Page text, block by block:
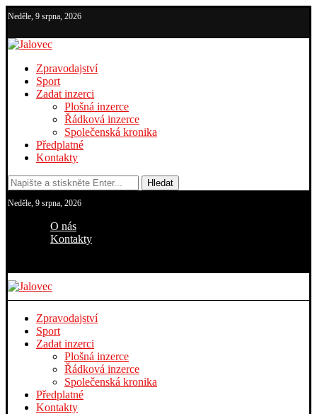
Neděle, 9 srpna, 2026
Zpravodajství
Sport
Zadat inzerci
Plošná inzerce
Řádková inzerce
Společenská kronika
Předplatné
Kontakty
Hledat
Neděle, 9 srpna, 2026
O nás
Kontakty
Zpravodajství
Sport
Zadat inzerci
Plošná inzerce
Řádková inzerce
Společenská kronika
Předplatné
Kontakty